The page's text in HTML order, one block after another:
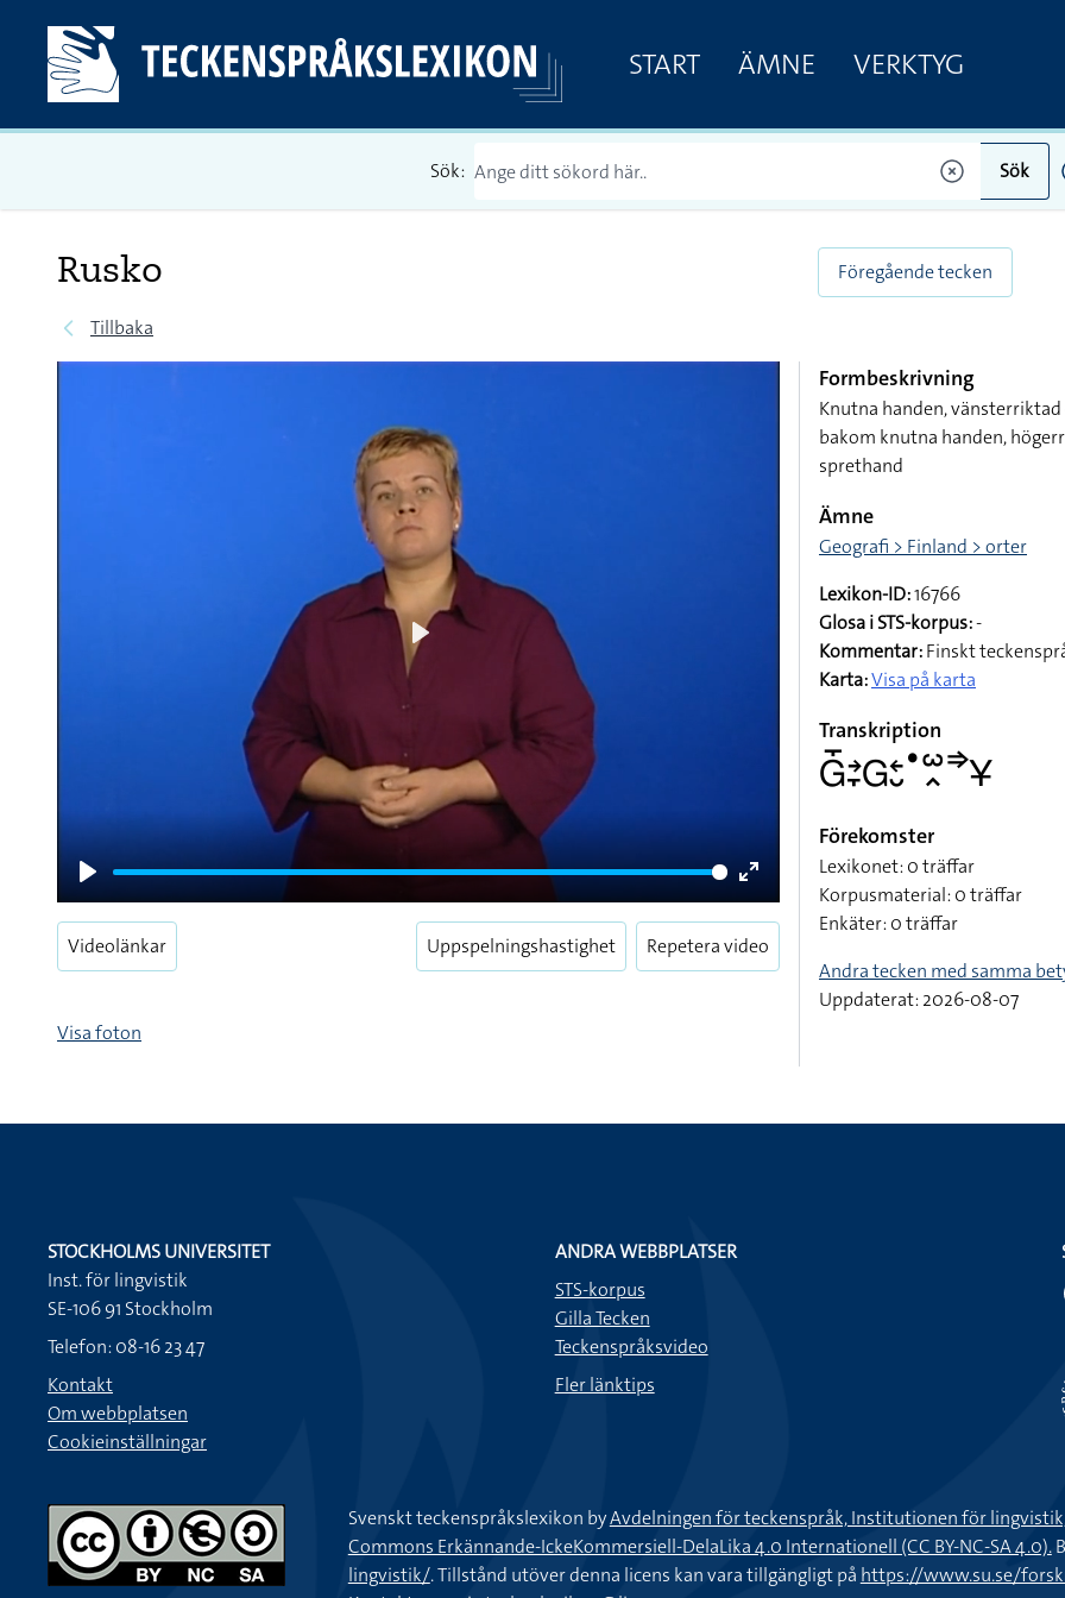
START ÄMNE VERKTYG
Sök: Sök
Rusko
Tillbaka
Föregående tecken
Play
Enter
fullscreen
Videolänkar Uppspelningshastighet Repetera video
Visa foton
Formbeskrivning
Knutna handen,
bakom knutna handen,
sprethand
Ämne
Geografi > Finland > orter
Lexikon-ID:16766
Glosa i STS-korpus:-
Kommentar:Finskt
Karta:Visa på karta
Transkription
􌤦􌤻􌥔􌥙􌤦􌥓􌤷􌤟􌥱􌥿􌦆􌥃
Förekomster
Lexikonet: 0 träffar
Korpusmaterial: 0 träffar
Enkäter: 0 träffar
Andra tecken med samma
Uppdaterat: 2026-08-07
STOCKHOLMS UNIVERSITET
Inst. för lingvistik
SE-106 91 Stockholm
Telefon: 08-16 23 47
Kontakt
Om webbplatsen
Cookieinställningar
ANDRA WEBBPLATSER
STS-korpus
Gilla Tecken
Teckenspråksvideo
Fler länktips
Svenskt teckenspråkslexikon byAvdelningen för teckenspråk, Institutionen för
Commons Erkännande-IckeKommersiell-DelaLika 4.0 Internationell (CC BY-NC-SA 4.0).
lingvistik/. Tillstånd utöver denna licens kan vara tillgängligt på https://www.su.se/